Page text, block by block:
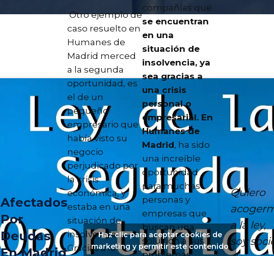
Afectados
Por
Deudas
En Madrid
Otro ejemplo de
caso resuelto en
Humanes de
Madrid merced
a la segunda
oportunidad, es
el de un
pequeño
empresario que
había visto su
negocio
perjudicado por
la crisis
económica, y
estaba en una
situación de
insolvencia.
Gracias a la
compañías que
se encuentran
en una
situación de
insolvencia, ya
sea gracias a
una crisis
personal o
empresarial. En
Humanes de
Madrid, ha sido
una increíble
oportunidad
para muchas
personas y
empresas que
buscan una
solución a sus
Quiero
a la ley,
soy
Haz clic para aceptar cookies de
marketing y permitir este contenido